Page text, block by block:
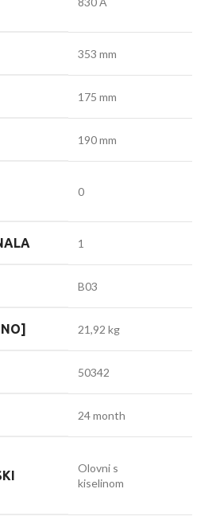
353 mm
175 mm
190 mm
0
1
B03
21,92 kg
50342
24 month
Olovni s
kiselinom